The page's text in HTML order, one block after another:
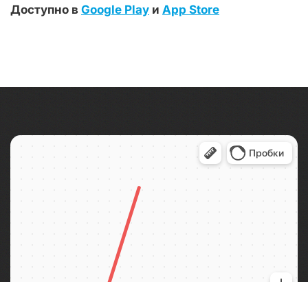
Доступно в Google Play и App Store